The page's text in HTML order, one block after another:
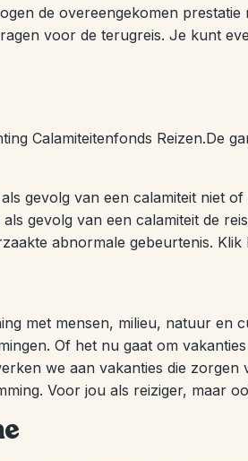
de overeengekomen
voor de terugreis. Je kunt
Calamiteitenfonds Reizen.De
gevolg van een calamiteit niet
gevolg van een calamiteit de
abnormale gebeurtenis.
met mensen, milieu, natuur
Of het nu gaat om
we aan vakanties die
Voor jou als reiziger, maar